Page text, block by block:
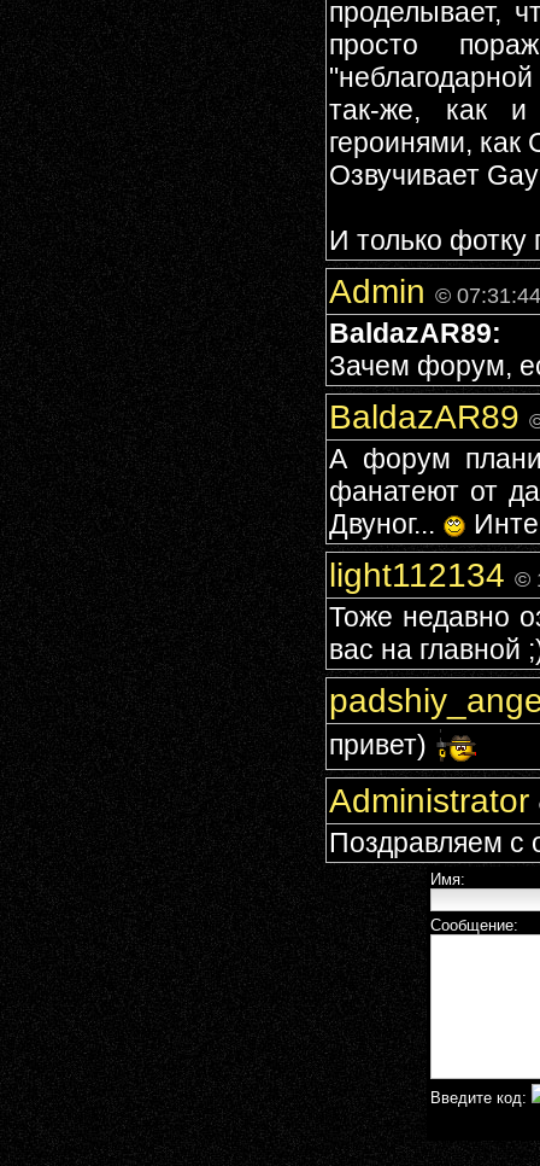
проделывает,
просто
так-же, как и
героинями, как
Озвучивает
И только фотку
Admin ©
BaldazAR89:
Зачем форум,
BaldazAR89
А форум
фанатеют от
Двуног...
light112134 ©
Тоже недавно
вас на главной
привет)
Administrator
Поздравляем с
Имя:
Сообщение:
Введите код: